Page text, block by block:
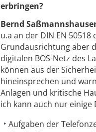
erbringen?
Bernd
u.a an der DIN EN
Grundausrichtung aber
digitalen BOS-Netz des
können aus der
hineinsprechen und
Anlagen und kritische
ich kann auch nur einige
Aufgaben der